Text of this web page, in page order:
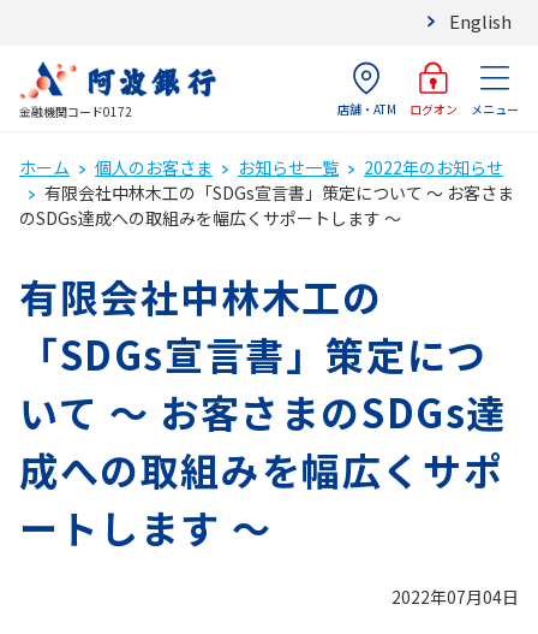
English
金融機関コード0172 店舗・ATM ログオン メニュー
ホーム 個人のお客さま お知らせ一覧
2022年のお知らせ
有限会社中林木工の「SDGs宣言書」策定について ～ お客さま
のSDGs達成への取組みを幅広くサポートします ～
有限会社中林木工の
「SDGs宣言書」策定につ
いて ～ お客さまのSDGs達
成への取組みを幅広くサポ
ートします ～
2022年07月04日